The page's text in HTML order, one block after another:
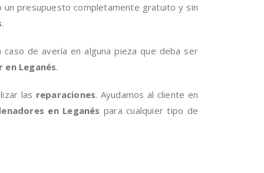
presupuesto completamente gratuito y sin
.
caso de avería en alguna pieza que deba ser
Leganés.
las reparaciones. Ayudamos al cliente en
en Leganés para cualquier tipo de